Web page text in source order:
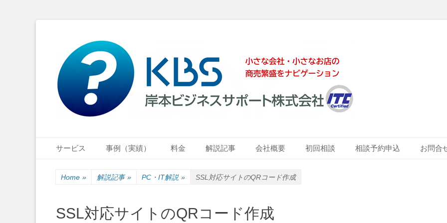
岸本ビジネスサポート株式会社
小さな会社・小さなお店のIT経営をナビゲーション
Primary Menu
サービス 事例（実績） 料金 解説記事 会社概要 初回相談 相談予約申込 お問合
Home » 解説記事 » PC・IT解説 » SSL対応サイトのQRコード作成
SSL対応サイトのQRコード作成